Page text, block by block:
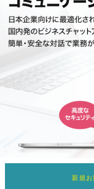
既存のお客様
新規